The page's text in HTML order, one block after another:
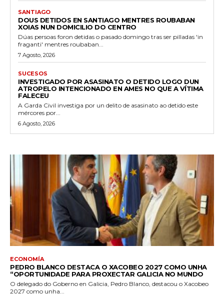
SANTIAGO
DOUS DETIDOS EN SANTIAGO MENTRES ROUBABAN
XOIAS NUN DOMICILIO DO CENTRO
Dúas persoas foron detidas o pasado domingo tras ser pilladas 'in
fraganti' mentres roubaban...
7 Agosto, 2026
SUCESOS
INVESTIGADO POR ASASINATO O DETIDO LOGO DUN
ATROPELO INTENCIONADO EN AMES NO QUE A VÍTIMA
FALECEU
A Garda Civil investiga por un delito de asasinato ao detido este
mércores por...
6 Agosto, 2026
ECONOMÍA
PEDRO BLANCO DESTACA O XACOBEO 2027 COMO UNHA
“OPORTUNIDADE PARA PROXECTAR GALICIA NO MUNDO
O delegado do Goberno en Galicia, Pedro Blanco, destacou o Xacobeo
2027 como unha...